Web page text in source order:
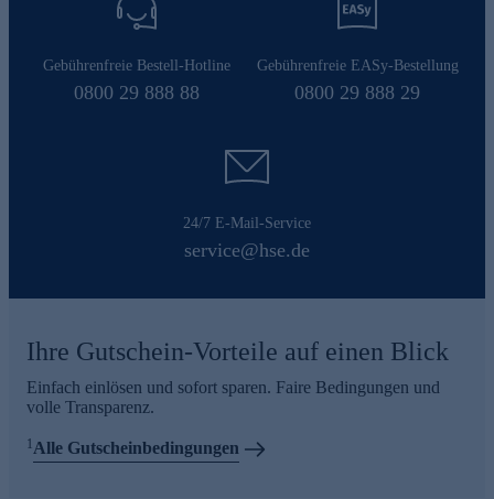
Gebührenfreie Bestell-Hotline
0800 29 888 88
Gebührenfreie EASy-Bestellung
0800 29 888 29
24/7 E-Mail-Service
service@hse.de
Ihre Gutschein-Vorteile auf einen Blick
Einfach einlösen und sofort sparen. Faire Bedingungen und
volle Transparenz.
1Alle Gutscheinbedingungen